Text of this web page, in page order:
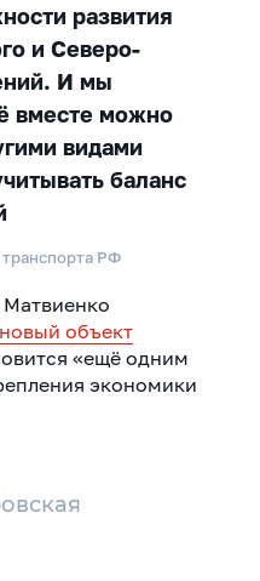
развития
и Северо-
И мы
вместе можно
видами
баланс
РФ
Матвиенко
объект
«ещё одним
экономики